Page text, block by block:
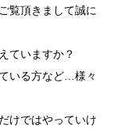
覧頂きまして誠に
ていますか？
いる方など…様々
けではやっていけ